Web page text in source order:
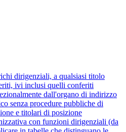
dirigenziali, a qualsiasi titolo
ivi inclusi quelli conferiti
dall'organo di indirizzo
senza procedure pubbliche di
e titolari di posizione
con funzioni dirigenziali (da